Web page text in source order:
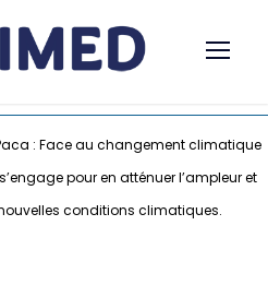
: Face au changement climatique
pour en atténuer l’ampleur et
conditions climatiques.